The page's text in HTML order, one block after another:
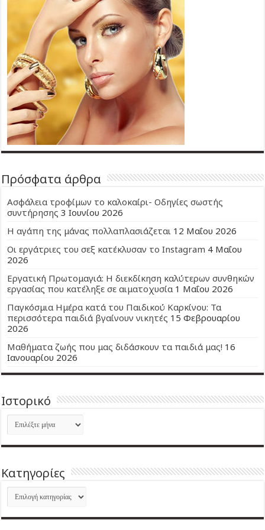
Πρόσφατα άρθρα
Ασφάλεια τροφίμων το καλοκαίρι- Οδηγίες σωστής
συντήρησης 3 Ιουνίου 2026
Η αγάπη της μάνας πολλαπλασιάζεται 12 Μαΐου 2026
Οι εργάτριες του σεξ κατέκλυσαν το Instagram 4 Μαΐου
2026
Εργατική Πρωτομαγιά: Η διεκδίκηση καλύτερων συνθηκών
εργασίας που κατέληξε σε αιματοχυσία 1 Μαΐου 2026
Παγκόσμια Ημέρα κατά του Παιδικού Καρκίνου: Τα
περισσότερα παιδιά βγαίνουν νικητές 15 Φεβρουαρίου
2026
Μαθήματα ζωής που μας διδάσκουν τα παιδιά μας! 16
Ιανουαρίου 2026
Ιστορικό
Ιστορικό
Kατηγορίες
Kατηγορίες